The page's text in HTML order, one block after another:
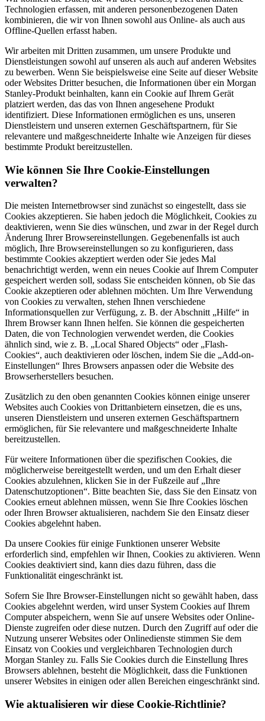
Technologien erfassen, mit anderen personenbezogenen Daten
kombinieren, die wir von Ihnen sowohl aus Online- als auch aus
Offline-Quellen erfasst haben.
Wir arbeiten mit Dritten zusammen, um unsere Produkte und
Dienstleistungen sowohl auf unseren als auch auf anderen Websites
zu bewerben. Wenn Sie beispielsweise eine Seite auf dieser Website
oder Websites Dritter besuchen, die Informationen über ein Morgan
Stanley-Produkt beinhalten, kann ein Cookie auf Ihrem Gerät
platziert werden, das das von Ihnen angesehene Produkt
identifiziert. Diese Informationen ermöglichen es uns, unseren
Dienstleistern und unseren externen Geschäftspartnern, für Sie
relevantere und maßgeschneiderte Inhalte wie Anzeigen für dieses
bestimmte Produkt bereitzustellen.
Wie können Sie Ihre Cookie-Einstellungen
verwalten?
Die meisten Internetbrowser sind zunächst so eingestellt, dass sie
Cookies akzeptieren. Sie haben jedoch die Möglichkeit, Cookies zu
deaktivieren, wenn Sie dies wünschen, und zwar in der Regel durch
Änderung Ihrer Browsereinstellungen. Gegebenenfalls ist auch
möglich, Ihre Browsereinstellungen so zu konfigurieren, dass
bestimmte Cookies akzeptiert werden oder Sie jedes Mal
benachrichtigt werden, wenn ein neues Cookie auf Ihrem Computer
gespeichert werden soll, sodass Sie entscheiden können, ob Sie das
Cookie akzeptieren oder ablehnen möchten. Um Ihre Verwendung
von Cookies zu verwalten, stehen Ihnen verschiedene
Informationsquellen zur Verfügung, z. B. der Abschnitt „Hilfe“ in
Ihrem Browser kann Ihnen helfen. Sie können die gespeicherten
Daten, die von Technologien verwendet werden, die Cookies
ähnlich sind, wie z. B. „Local Shared Objects“ oder „Flash-
Cookies“, auch deaktivieren oder löschen, indem Sie die „Add-on-
Einstellungen“ Ihres Browsers anpassen oder die Website des
Browserherstellers besuchen.
Zusätzlich zu den oben genannten Cookies können einige unserer
Websites auch Cookies von Drittanbietern einsetzen, die es uns,
unseren Dienstleistern und unseren externen Geschäftspartnern
ermöglichen, für Sie relevantere und maßgeschneiderte Inhalte
bereitzustellen.
Für weitere Informationen über die spezifischen Cookies, die
möglicherweise bereitgestellt werden, und um den Erhalt dieser
Cookies abzulehnen, klicken Sie in der Fußzeile auf „Ihre
Datenschutzoptionen“. Bitte beachten Sie, dass Sie den Einsatz von
Cookies erneut ablehnen müssen, wenn Sie Ihre Cookies löschen
oder Ihren Browser aktualisieren, nachdem Sie den Einsatz dieser
Cookies abgelehnt haben.
Da unsere Cookies für einige Funktionen unserer Website
erforderlich sind, empfehlen wir Ihnen, Cookies zu aktivieren. Wenn
Cookies deaktiviert sind, kann dies dazu führen, dass die
Funktionalität eingeschränkt ist.
Sofern Sie Ihre Browser-Einstellungen nicht so gewählt haben, dass
Cookies abgelehnt werden, wird unser System Cookies auf Ihrem
Computer abspeichern, wenn Sie auf unsere Websites oder Online-
Dienste zugreifen oder diese nutzen. Durch den Zugriff auf oder die
Nutzung unserer Websites oder Onlinedienste stimmen Sie dem
Einsatz von Cookies und vergleichbaren Technologien durch
Morgan Stanley zu. Falls Sie Cookies durch die Einstellung Ihres
Browsers ablehnen, besteht die Möglichkeit, dass die Funktionen
unserer Websites in einigen oder allen Bereichen eingeschränkt sind.
Wie aktualisieren wir diese Cookie-Richtlinie?